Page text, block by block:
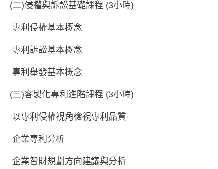
(二)侵權與訴訟基礎課程 (3小時)
專利侵權基本概念
專利訴訟基本概念
專利舉發基本概念
(三)客製化專利進階課程 (3小時)
以專利侵權視角檢視專利品質
企業專利分析
企業智財規劃方向建議與分析